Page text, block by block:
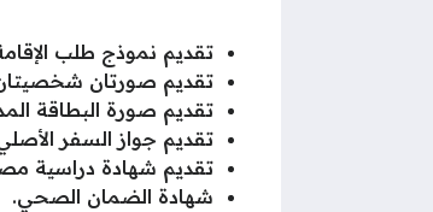
تقديم نموذج طلب
تقديم صورتان شخصيتان
تقديم صورة البطاقة
تقديم جواز السفر
تقديم شهادة دراسية
شهادة الضمان الصحي.